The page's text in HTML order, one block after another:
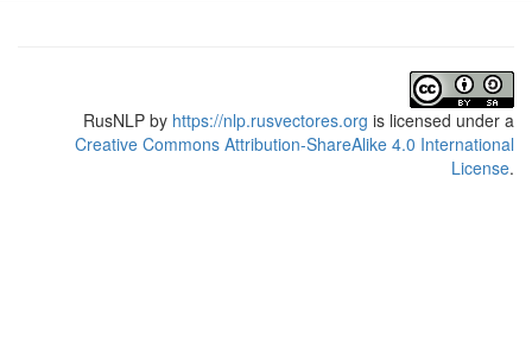
RusNLP by https://nlp.rusvectores.org is licensed under a
Creative Commons Attribution-ShareAlike 4.0 International
License.